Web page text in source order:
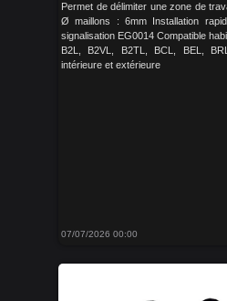
Permet de délimiter une zone de
Ø maillons : 6mm Installation
signalisation EG0014 Compatible
B2L, B2VL, B2TL, BCL, BEL,
intérieure et extérieure
07/07/2026 00:00